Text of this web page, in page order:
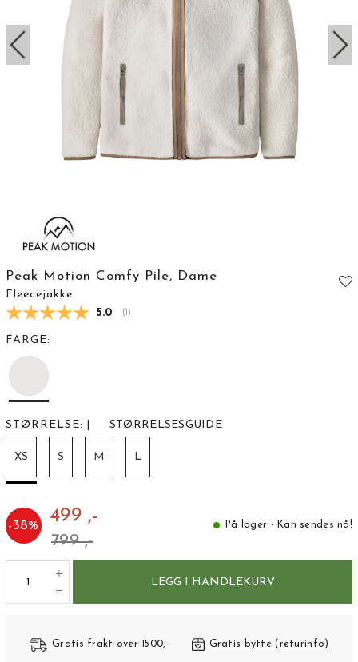
Peak Motion Comfy Pile, Dame
Fleecejakke
Gjennomsnittskarakter:
5.0 ( stemmer:
)
FARGE:
STØRRELSE: STØRRELSESGUIDE
XS S M L
-38% 499 ,-
799 ,-
På lager - Kan sendes nå!
LEGG I HANDLEKURV
Gratis frakt over 1500,- Gratis bytte (returinfo)